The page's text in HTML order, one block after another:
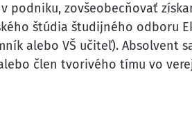
podniku, zovšeobecňovať
štúdia študijného odboru
alebo VŠ učiteľ). Absolvent
člen tvorivého tímu vo